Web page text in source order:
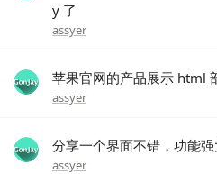
y 了
assyer
苹果官网的产品展示 html
assyer
分享一个界面不错，功能
assyer